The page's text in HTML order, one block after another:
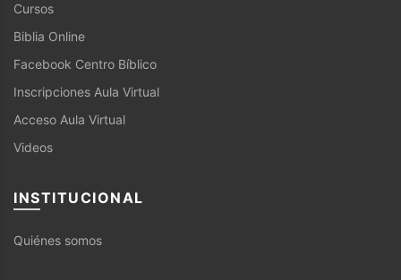
Cursos
Biblia Online
Facebook Centro Bíblico
Inscripciones Aula Virtual
Acceso Aula Virtual
Videos
INSTITUCIONAL
Quiénes somos